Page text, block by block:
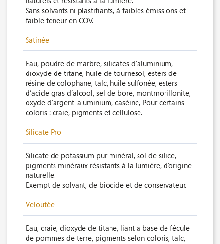
Sans solvants ni plastifiants, à faibles émissions et
faible teneur en COV.
Satinée
Eau, poudre de marbre, silicates d’aluminium,
dioxyde de titane, huile de tournesol, esters de
résine de colophane, talc, huile sulfonée, esters
d’acide gras d’alcool, sel de bore, montmorillonite,
oxyde d’argent-aluminium, caséine, Pour certains
coloris : craie, pigments et cellulose.
Silicate Pro
Silicate de potassium pur minéral, sol de silice,
pigments minéraux résistants à la lumière, d’origine
naturelle.
Exempt de solvant, de biocide et de conservateur.
Veloutée
Eau, craie, dioxyde de titane, liant à base de fécule
de pommes de terre, pigments selon coloris, talc,